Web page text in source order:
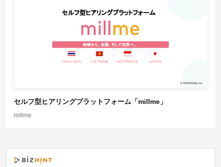
セルフ型ヒアリングプラットフォーム「millme」
millme